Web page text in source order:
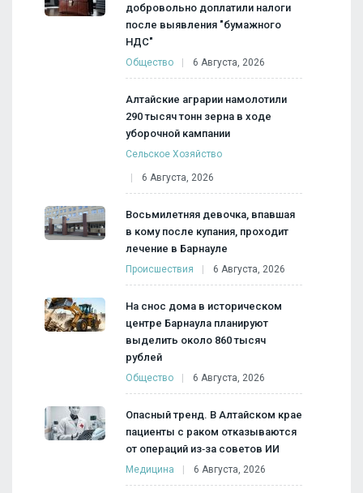
добровольно доплатили налоги
после выявления "бумажного
НДС"
Общество 6 Августа, 2026
Алтайские аграрии намолотили
290 тысяч тонн зерна в ходе
уборочной кампании
Сельское Хозяйство
6 Августа, 2026
Восьмилетняя девочка, впавшая
в кому после купания, проходит
лечение в Барнауле
Происшествия 6 Августа, 2026
На снос дома в историческом
центре Барнаула планируют
выделить около 860 тысяч
рублей
Общество 6 Августа, 2026
Опасный тренд. В Алтайском крае
пациенты с раком отказываются
от операций из‑за советов ИИ
Медицина 6 Августа, 2026